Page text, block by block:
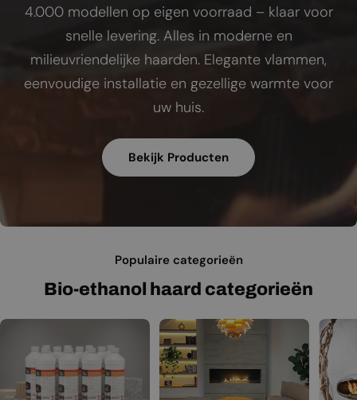
4.000 modellen op eigen voorraad – klaar voor
snelle levering. Alles in moderne en
milieuvriendelijke haarden. Elegante vlammen,
eenvoudige installatie en gezellige warmte voor
uw huis.
Bekijk Producten
Populaire categorieën
Bio-ethanol haard categorieën